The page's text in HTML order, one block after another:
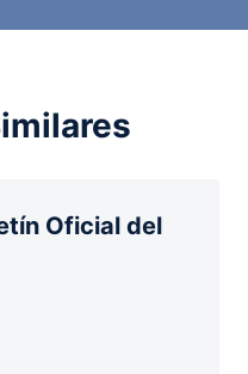
Oficial del